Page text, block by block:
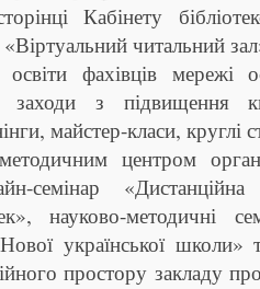
Кабінету
«Віртуальний читальний
фахівців мережі
заходи з підвищення
майстер-класи, круглі
центром
семінар «Дистанційна
науково-методичні
української школи»
простору закладу